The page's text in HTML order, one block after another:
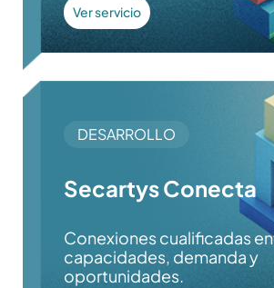
Ver servicio
DESARROLLO
Secartys Conecta
Conexiones cualificadas
capacidades, demanda y
oportunidades.